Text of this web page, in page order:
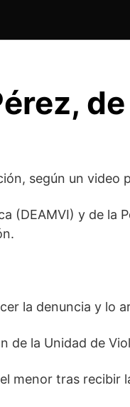
según un video
(DEAMVI) y de la
la denuncia y lo
la Unidad de
menor tras recibir